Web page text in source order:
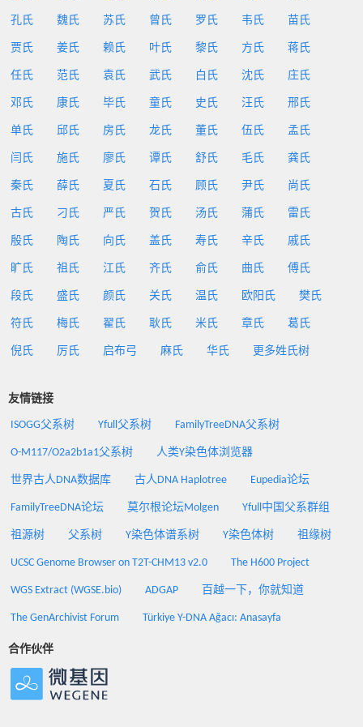
孔氏 魏氏 苏氏 曾氏 罗氏 韦氏 苗氏
贾氏 姜氏 赖氏 叶氏 黎氏 方氏 蒋氏
任氏 范氏 袁氏 武氏 白氏 沈氏 庄氏
邓氏 康氏 毕氏 童氏 史氏 汪氏 邢氏
单氏 邱氏 房氏 龙氏 董氏 伍氏 孟氏
闫氏 施氏 廖氏 谭氏 舒氏 毛氏 龚氏
秦氏 薛氏 夏氏 石氏 顾氏 尹氏 尚氏
古氏 刁氏 严氏 贺氏 汤氏 蒲氏 雷氏
殷氏 陶氏 向氏 盖氏 寿氏 辛氏 戚氏
旷氏 祖氏 江氏 齐氏 俞氏 曲氏 傅氏
段氏 盛氏 颜氏 关氏 温氏 欧阳氏 樊氏
符氏 梅氏 翟氏 耿氏 米氏 章氏 葛氏
倪氏 厉氏 启布弓 麻氏 华氏 更多姓氏树
友情链接
ISOGG父系树 Yfull父系树 FamilyTreeDNA父系树
O-M117/O2a2b1a1父系树 人类Y染色体浏览器
世界古人DNA数据库 古人DNA Haplotree Eupedia论坛
FamilyTreeDNA论坛 莫尔根论坛Molgen Yfull中国父系群组
祖源树 父系树 Y染色体谱系树 Y染色体树 祖缘树
UCSC Genome Browser on T2T-CHM13 v2.0 The H600 Project
WGS Extract (WGSE.bio) ADGAP 百越一下，你就知道
The GenArchivist Forum Türkiye Y-DNA Ağacı: Anasayfa
合作伙伴